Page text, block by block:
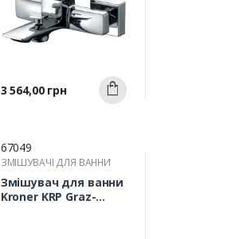
Швидкий
перегляд
Ціна
3 564,00 грн Купити
67049
ЗМІШУВАЧІ ДЛЯ ВАННИ
Змішувач для ванни
Kroner KRP Graz-